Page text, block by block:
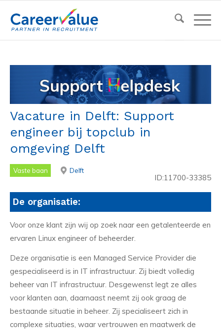
Vacature in Delft: Support
engineer bij topclub in
omgeving Delft
Vaste baan Delft
ID:11700-33385
De organisatie:
Voor onze klant zijn wij op zoek naar een getalenteerde en
ervaren Linux engineer of beheerder.
Deze organisatie is een Managed Service Provider die
gespecialiseerd is in IT infrastructuur. Zij biedt volledig
beheer van IT infrastructuur. Desgewenst legt ze alles
voor klanten aan, daarnaast neemt zij ook graag de
bestaande situatie in beheer. Zij specialiseert zich in
complexe situaties, waar vertrouwen en maatwerk de